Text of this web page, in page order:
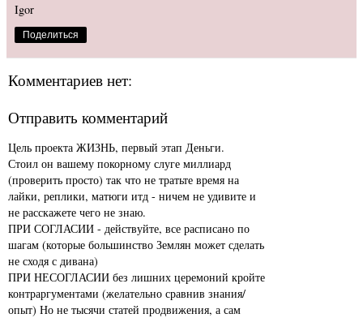
Igor
Поделиться
Комментариев нет:
Отправить комментарий
Цель проекта ЖИЗНЬ, первый этап Деньги.
Стоил он вашему покорному слуге миллиард
(проверить просто) так что не тратьте время на
лайки, реплики, матюги итд - ничем не удивите и
не расскажете чего не знаю.
ПРИ СОГЛАСИИ - действуйте, все расписано по
шагам (которые большинство Землян может сделать
не сходя с дивана)
ПРИ НЕСОГЛАСИИ без лишних церемоний кройте
контраргументами (желательно сравнив знания/
опыт) Но не тысячи статей продвижения, а сам